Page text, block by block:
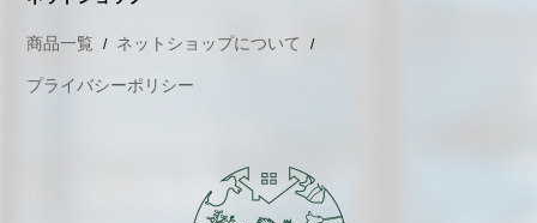
商品一覧 ネットショップについて
プライバシーポリシー